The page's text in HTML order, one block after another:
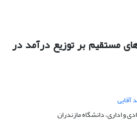
مستقیم بر توزیع درآمد در
آقایی
و اداری، دانشگاه مازندران